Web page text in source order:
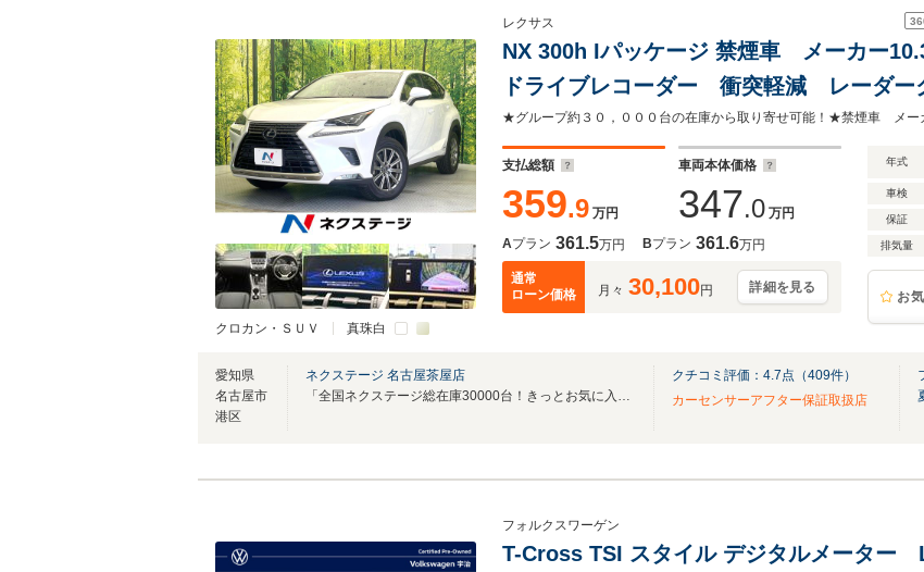
クロカン・ＳＵＶ 真珠白
レクサス
NX 300h Iパッケージ 禁煙車 メーカー
ドライブレコーダー 衝突軽減 レーダ
ドライト シートヒーター パワーバック
支払総額
359.9 万円
車両本体価格
347.0 万円
Aプラン 361.5万円 Bプラン 361.6万円
通常
ローン価格
月々 30,100円 詳細を見る
年式
車検
保証
排気量
お
愛知県
名古屋市
港区
ネクステージ 名古屋茶屋店
「全国ネクステージ総在庫30000台！きっとお気に入りの愛車が見つかります！」
クチコミ評価： 4.7点（409件）
カーセンサーアフター保証取扱店
フォルクスワーゲン
T-Cross TSI スタイル デジタルメータ